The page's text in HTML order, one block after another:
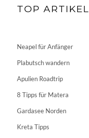
TOP ARTIKEL
Neapel für Anfänger
Plabutsch wandern
Apulien Roadtrip
8 Tipps für Matera
Gardasee Norden
Kreta Tipps